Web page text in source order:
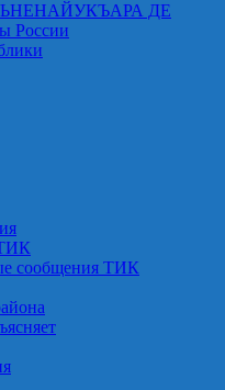
ДЕ
России
сообщения ТИК